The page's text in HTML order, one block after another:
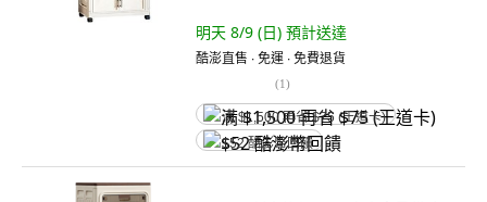
明天 8/9 (日) 預計送達
酷澎直售 ∙ 免運 ∙ 免費退貨
(1)
满 $1,500 再省 $75 (王道卡)
$52 酷澎幣回饋